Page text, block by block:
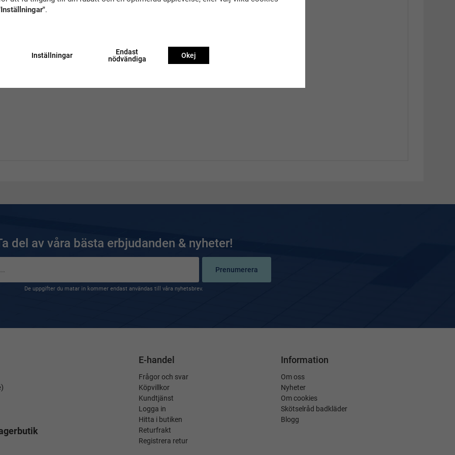
idrott
del av våra bästa erbjudanden & nyheter!
Prenumerera
De uppgifter du matar in kommer endast användas till våra nyhetsbrev.
E-handel
Frågor och svar
Köpvillkor
Kundtjänst
Logga in
Hitta i butiken
Returfrakt
Registrera retur
Information
Om oss
Nyheter
Om cookies
Skötselråd badkläder
Blogg
.
Inställningar
Endast
nödvändiga
Okej